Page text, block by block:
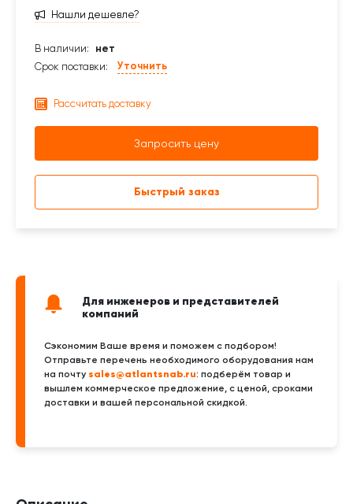
Для инженеров и представителей
компаний
Сэкономим Ваше время и поможем с подбором!
Отправьте перечень необходимого оборудования нам
на почту sales@atlantsnab.ru: подберём товар и
вышлем коммерческое предложение, с ценой, сроками
доставки и вашей персональной скидкой.
Нашли дешевле?
В наличии:
нет
Срок поставки:
Уточнить
Рассчитать доставку
Запросить цену
Быстрый заказ